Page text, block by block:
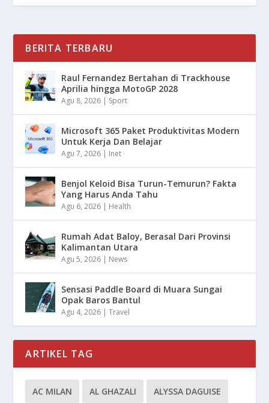
BERITA TERBARU
Raul Fernandez Bertahan di Trackhouse
Aprilia hingga MotoGP 2028
Agu 8, 2026 | Sport
Microsoft 365 Paket Produktivitas Modern
Untuk Kerja Dan Belajar
Agu 7, 2026 | Inet
Benjol Keloid Bisa Turun-Temurun? Fakta
Yang Harus Anda Tahu
Agu 6, 2026 | Health
Rumah Adat Baloy, Berasal Dari Provinsi
Kalimantan Utara
Agu 5, 2026 | News
Sensasi Paddle Board di Muara Sungai
Opak Baros Bantul
Agu 4, 2026 |Travel
ARTIKEL TAG
AC MILAN AL GHAZALI ALYSSA DAGUISE